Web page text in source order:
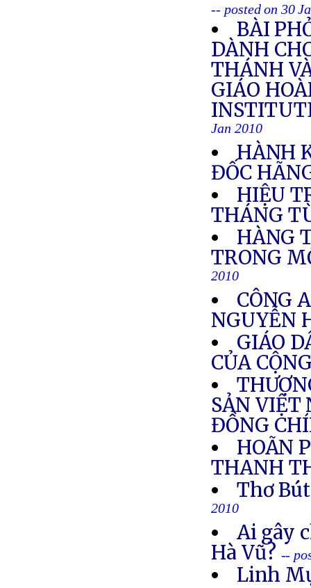
-- posted on 30
BÀI
DÀNH
THÁNH
GIÁO
Jan 2010
HÀNH
ĐỐC
HIỆU
THÁNG
HÀNG
TRONG
2010
CÔNG
NGUYỄN
GIÁO
CỦA
SẢN VIỆT
ĐỒNG
HOÃN
THANH
Thơ
2010
Ai gây
Hà Vũ? --
Linh